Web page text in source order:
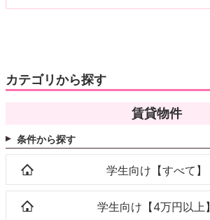
カテゴリから探す
賃貸物件
条件から探す
学生向け【すべて】
学生向け【4万円以上】